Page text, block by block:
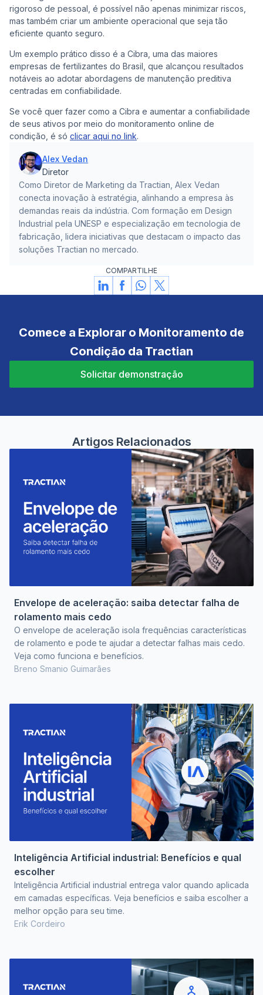
rigoroso de pessoal, é possível não apenas minimizar riscos,
mas também criar um ambiente operacional que seja tão
eficiente quanto seguro.
Um exemplo prático disso é a Cibra, uma das maiores
empresas de fertilizantes do Brasil, que alcançou resultados
notáveis ao adotar abordagens de manutenção preditiva
centradas em confiabilidade.
Se você quer fazer como a Cibra e aumentar a confiabilidade
de seus ativos por meio do monitoramento online de
condição, é só clicar aqui no link.
Alex Vedan
Diretor
Como Diretor de Marketing da Tractian, Alex Vedan
conecta inovação à estratégia, alinhando a empresa às
demandas reais da indústria. Com formação em Design
Industrial pela UNESP e especialização em tecnologia de
fabricação, lidera iniciativas que destacam o impacto das
soluções Tractian no mercado.
COMPARTILHE
Comece a Explorar o Monitoramento de
Condição da Tractian
Solicitar demonstração
Artigos Relacionados
Envelope de aceleração: saiba detectar falha de
rolamento mais cedo
O envelope de aceleração isola frequências características
de rolamento e pode te ajudar a detectar falhas mais cedo.
Veja como funciona e benefícios.
Breno Smanio Guimarães
Inteligência Artificial industrial: Benefícios e qual
escolher
Inteligência Artificial industrial entrega valor quando aplicada
em camadas específicas. Veja benefícios e saiba escolher a
melhor opção para seu time.
Erik Cordeiro